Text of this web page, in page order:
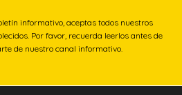
informativo, aceptas todos nuestros
Por favor, recuerda leerlos antes de
de nuestro canal informativo.